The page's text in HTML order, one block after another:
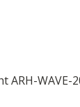
ARH-WAVE-